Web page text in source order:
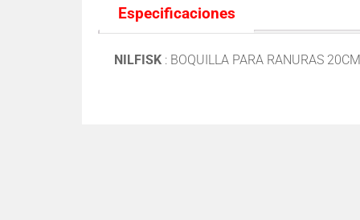
Especificaciones
NILFISK : BOQUILLA PARA RANURAS 20CM